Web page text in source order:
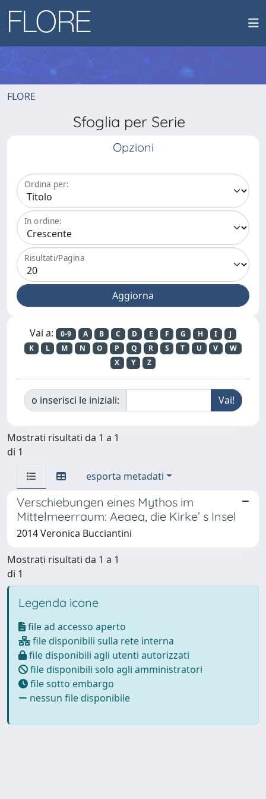
FLORE
Sfoglia per Serie
Opzioni
Ordina per:
In ordine:
Risultati/Pagina
Vai a: 0-9 A B C D E F G H I
J
K
L M N O P Q R S T U V
W
X
Y Z
o inserisci le iniziali:
Mostrati risultati da 1 a 1
di 1
esporta metadati
Verschiebungen eines Mythos im
Mittelmeerraum: Aeaea, die Kirke’ s Insel
2014 Veronica Bucciantini
Mostrati risultati da 1 a 1
di 1
Legenda icone
file ad accesso aperto
file disponibili sulla rete interna
file disponibili agli utenti autorizzati
file disponibili solo agli amministratori
file sotto embargo
nessun file disponibile